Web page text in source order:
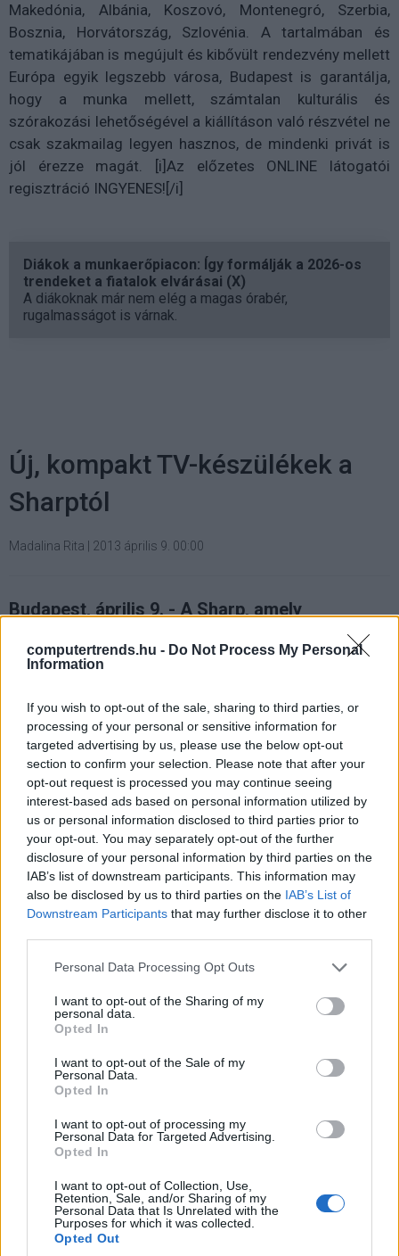
computertrends.hu - Do Not Process My Personal
Information
If you wish to opt-out of the sale, sharing to third parties, or
processing of your personal or sensitive information for
targeted advertising by us, please use the below opt-out
section to confirm your selection. Please note that after your
opt-out request is processed you may continue seeing
interest-based ads based on personal information utilized by
us or personal information disclosed to third parties prior to
your opt-out. You may separately opt-out of the further
disclosure of your personal information by third parties on the
IAB’s list of downstream participants. This information may
also be disclosed by us to third parties on the IAB’s List of
Downstream Participants that may further disclose it to other
Please note that this website/app uses one or more Google
not limited to your visit or usage behaviour. You may click to
grant or deny consent to Google and its third-party tags to
use your data for below specified purposes in below Google
consent section.
Personal Data Processing Opt Outs
I want to opt-out of the Sharing of my
personal data.
Opted In
I want to opt-out of the Sale of my
Personal Data.
Opted In
I want to opt-out of processing my
Personal Data for Targeted Advertising.
Opted In
I want to opt-out of Collection, Use,
Retention, Sale, and/or Sharing of my
Personal Data that Is Unrelated with the
Purposes for which it was collected.
Opted Out
Makedónia, Albánia, Koszovó, Montenegró, Szerbia,
Bosznia, Horvátország, Szlovénia. A tartalmában és
tematikájában is megújult és kibővült rendezvény mellett
Európa egyik legszebb városa, Budapest is garantálja,
hogy a munka mellett, számtalan kulturális és
szórakozási lehetőségével a kiállításon való részvétel ne
csak szakmailag legyen hasznos, de mindenki privát is
jól érezze magát. [i]Az előzetes ONLINE látogatói
regisztráció INGYENES![/i]
Diákok a munkaerőpiacon: Így formálják a 2026-os
trendeket a fiatalok elvárásai (X)
A diákoknak már nem elég a magas órabér,
rugalmasságot is várnak.
Új, kompakt TV-készülékek a
Sharptól
Madalina Rita 2013 április 9. 00:00
Budapest, április 9. - A Sharp, amely
gyártására specializálódott, nem feledkezik
meg azokról sem, akik a nappalin kívül is
hálószobában vagy éppen a dolgozószobában.
Az ő igényeiket figyelembe véve a Sharp egy
új, LE350 elnevezésű kisképernyős TV
termékvonalat mutat be. A TV-készülékek két
különböző méretben lesznek kaphatók, 32" és
39" képátlóval, valamint két színváltozatban,
feketében és fehérben.[b][/b]
Ez azonban nem jelent alacsonyabb szintű tudást: a TV-k
rendelkeznek a legtöbb olyan funkcióval, ami a
magasabb osztályú modellekre is jellemző. A vásárlók
kiemelkedő minőségű termékhez, amely nagyon jól
használható a kisebb helyiségekben is. Az LE350 sorozat
rendelkeznek, a Full HD felbontású kép LED-es
háttérvilágítású, széles látószögű (178°) képernyőn
multimédia-lejátszó, amely támogatja a DivX HD
formátumot, illetve praktikus az energiatakarékos
üzemmód, az Eco-Control is. Az LE350 készülékeken új